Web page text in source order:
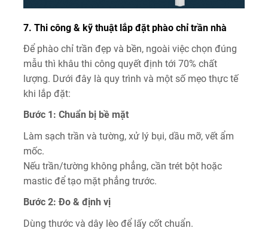
7. Thi công & kỹ thuật lắp đặt phào chỉ trần nhà
Để phào chỉ trần đẹp và bền, ngoài việc chọn đúng
mẫu thì khâu thi công quyết định tới 70% chất
lượng. Dưới đây là quy trình và một số mẹo thực tế
khi lắp đặt:
Bước 1: Chuẩn bị bề mặt
Làm sạch trần và tường, xử lý bụi, dầu mỡ, vết ẩm
mốc.
Nếu trần/tường không phẳng, cần trét bột hoặc
mastic để tạo mặt phẳng trước.
Bước 2: Đo & định vị
Dùng thước và dây lèo để lấy cốt chuẩn.